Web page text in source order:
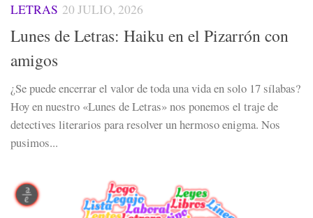
LETRAS 20 JULIO, 2026
Lunes de Letras: Haiku en el Pizarrón con
amigos
¿Se puede encerrar el valor de toda una vida en solo 17 sílabas?
Hoy en nuestro «Lunes de Letras» nos ponemos el traje de
detectives literarios para resolver un hermoso enigma. Nos
pusimos...